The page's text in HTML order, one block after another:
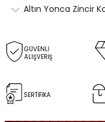
Altın Yonca Zincir
GÜVENLİ
ALIŞVERİŞ
SERTİFİKA